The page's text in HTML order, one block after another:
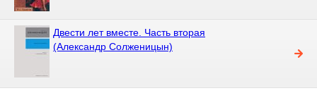
Двести лет вместе. Часть вторая
(Александр Солженицын)